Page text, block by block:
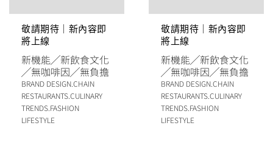
敬請期待｜新內容即
將上線
新機能╱新飲食文化
╱無咖啡因╱無負擔
BRAND DESIGNCHAIN
RESTAURANTSCULINARY
TRENDS FASHION
LIFESTYLE
敬請期待｜新內容即
將上線
新機能╱新飲食文化
╱無咖啡因╱無負擔
BRAND DESIGNCHAIN
RESTAURANTSCULINARY
TRENDS FASHION
LIFESTYLE